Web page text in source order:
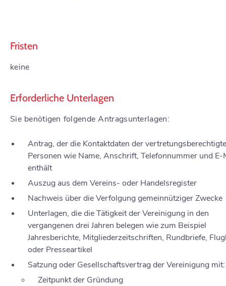
Fristen
keine
Erforderliche Unterlagen
Sie benötigen folgende Antragsunterlagen:
Antrag, der die Kontaktdaten der
Personen wie Name, Anschrift, Telefonnummer und E-
enthält
Auszug aus dem Vereins- oder Handelsregister
Nachweis über die Verfolgung gemeinnütziger Zwecke
Unterlagen, die die Tätigkeit der Vereinigung in den
vergangenen drei Jahren belegen wie zum Beispiel
Jahresberichte, Mitgliederzeitschriften, Rundbriefe,
oder Presseartikel
Satzung oder Gesellschaftsvertrag der Vereinigung mit:
Zeitpunkt der Gründung